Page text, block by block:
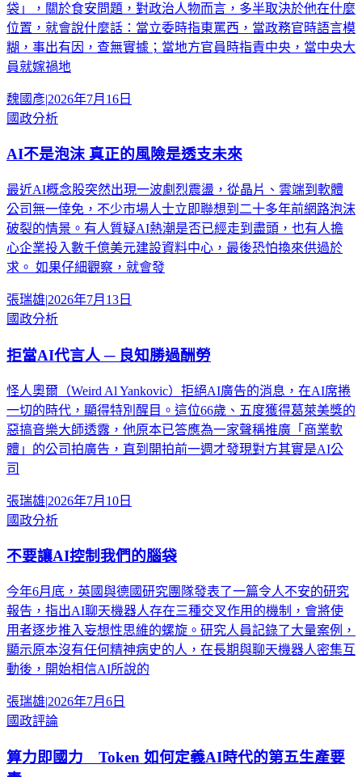
袋」，關於食安問題，對政治人物而言，多半取決於他在什麼
位置，就會說什麼話：當立委時指東罵西，當政務官時語言模
糊，事出有因，查無實據；當地方官員時指責中央，當中央大
員就嫁禍地
魏國彥|2026年7月16日
國政分析
AI不是泡沫 真正的風險是透支未來
最近AI概念股突然出現一波劇烈震盪，從晶片、雲端到軟體
公司無一倖免，不少市場人士立即聯想到二十多年前網路泡沫
破裂的情景。有人質疑AI熱潮是否已經走到盡頭，也有人擔
心企業投入數千億美元建設資料中心，最後恐怕換來供過於
求。 如果仔細觀察，就會發
張瑞雄|2026年7月13日
國政分析
拒當AI代言人 ─ 良知勝過酬勞
怪人奧爾（Weird Al Yankovic）拒絕AI廣告的消息，在AI席捲
一切的時代，顯得特別醒目。這位66歲、五度獲得葛萊美獎的
惡搞音樂大師透露，他原本已答應為一家聲稱推廣「商業軟
體」的公司拍廣告，直到開拍前一週才發現對方其實是AI公
司
張瑞雄|2026年7月10日
國政分析
不要讓AI控制我們的腦袋
今年6月底，英國與德國研究團隊發表了一篇令人不安的研究
報告，指出AI聊天機器人存在三種交叉作用的機制，會將使
用者逐步推入妄想性思維的螺旋。研究人員記錄了大量案例，
顯示原本沒有任何精神病史的人，在長期與聊天機器人密集互
動後，開始相信AI所說的
張瑞雄|2026年7月6日
國政評論
算力即國力 Token 如何定義AI時代的第五生產要